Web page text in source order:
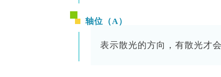
轴位（A）
表示散光的方向，有散光才